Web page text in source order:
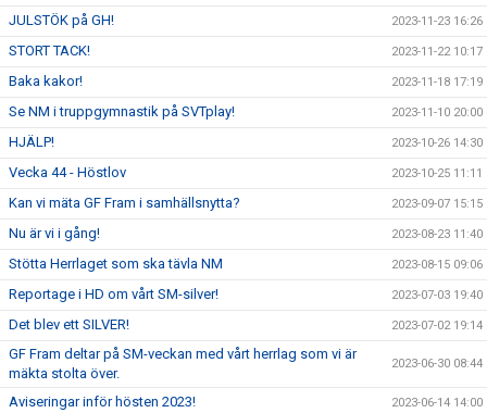
JULSTÖK på GH! 2023-11-23 16:26
STORT TACK! 2023-11-22 10:17
Baka kakor! 2023-11-18 17:19
Se NM i truppgymnastik på SVTplay! 2023-11-10 20:00
HJÄLP! 2023-10-26 14:30
Vecka 44 - Höstlov 2023-10-25 11:11
Kan vi mäta GF Fram i samhällsnytta? 2023-09-07 15:15
Nu är vi i gång! 2023-08-23 11:40
Stötta Herrlaget som ska tävla NM 2023-08-15 09:06
Reportage i HD om vårt SM-silver! 2023-07-03 19:40
Det blev ett SILVER! 2023-07-02 19:14
GF Fram deltar på SM-veckan med vårt herrlag som vi är
mäkta stolta över.
2023-06-30 08:44
Aviseringar inför hösten 2023! 2023-06-14 14:00